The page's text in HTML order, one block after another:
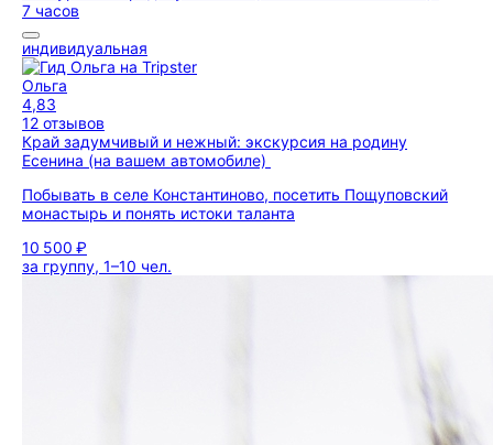
7 часов
индивидуальная
Ольга
4,83
12 отзывов
Край задумчивый и нежный: экскурсия на родину
Есенина (на вашем автомобиле)
Побывать в селе Константиново, посетить Пощуповский
монастырь и понять истоки таланта
10 500 ₽
за группу, 1–10 чел.